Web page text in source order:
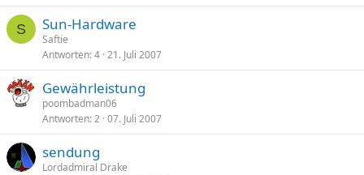
S Sun-Hardware
Saftie
Antworten 4 21. Juli 2007
Gewährleistung
poombadman06
Antworten 2 07. Juli 2007
sendung
Lordadmiral Drake